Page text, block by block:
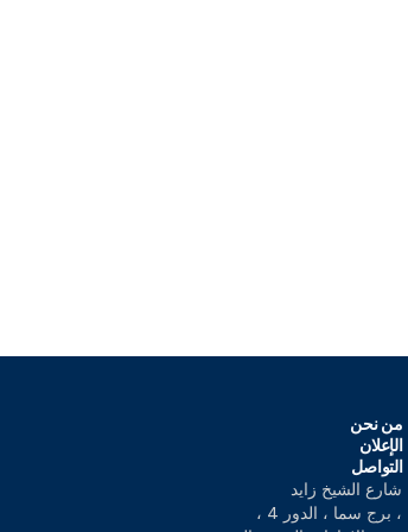
من نحن
الإعلان
التواصل
شارع الشيخ زايد
، برج سما ، الدور 4 ،